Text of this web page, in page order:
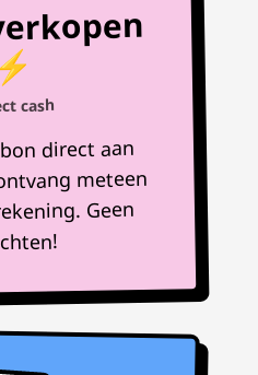
cash
direct aan
meteen
Geen